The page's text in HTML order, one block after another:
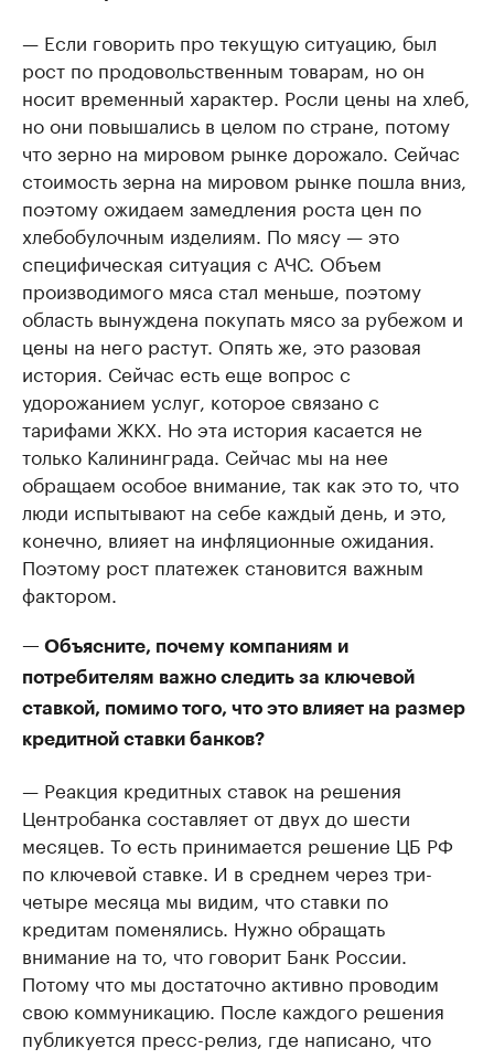
— Если говорить про текущую ситуацию, был
рост по продовольственным товарам, но он
носит временный характер. Росли цены на хлеб,
но они повышались в целом по стране, потому
что зерно на мировом рынке дорожало. Сейчас
стоимость зерна на мировом рынке пошла вниз,
поэтому ожидаем замедления роста цен по
хлебобулочным изделиям. По мясу — это
специфическая ситуация с АЧС. Объем
производимого мяса стал меньше, поэтому
область вынуждена покупать мясо за рубежом и
цены на него растут. Опять же, это разовая
история. Сейчас есть еще вопрос с
удорожанием услуг, которое связано с
тарифами ЖКХ. Но эта история касается не
только Калининграда. Сейчас мы на нее
обращаем особое внимание, так как это то, что
люди испытывают на себе каждый день, и это,
конечно, влияет на инфляционные ожидания.
Поэтому рост платежек становится важным
фактором.
— Объясните, почему компаниям и
потребителям важно следить за ключевой
ставкой, помимо того, что это влияет на размер
кредитной ставки банков?
— Реакция кредитных ставок на решения
Центробанка составляет от двух до шести
месяцев. То есть принимается решение ЦБ РФ
по ключевой ставке. И в среднем через три-
четыре месяца мы видим, что ставки по
кредитам поменялись. Нужно обращать
внимание на то, что говорит Банк России.
Потому что мы достаточно активно проводим
свою коммуникацию. После каждого решения
публикуется пресс-релиз, где написано, что